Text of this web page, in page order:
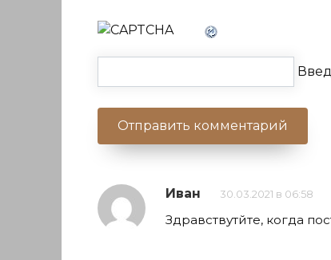
Иван 30.03.2021 в 06:58
Здравствутйте, когда